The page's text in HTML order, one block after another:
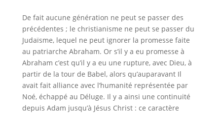
De fait aucune génération ne peut se passer des
précédentes ; le christianisme ne peut se passer du
Judaïsme, lequel ne peut ignorer la promesse faite
au patriarche Abraham. Or s’il y a eu promesse à
Abraham c’est qu’il y a eu une rupture, avec Dieu, à
partir de la tour de Babel, alors qu’auparavant Il
avait fait alliance avec l’humanité représentée par
Noé, échappé au Déluge. Il y a ainsi une continuité
depuis Adam jusqu’à Jésus Christ : ce caractère